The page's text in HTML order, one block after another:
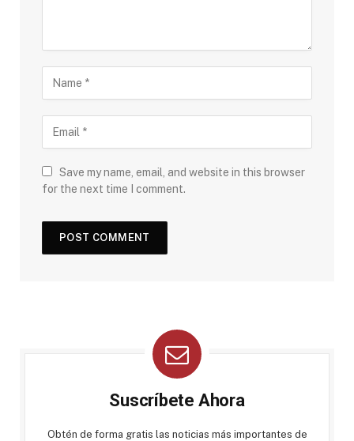
Save my name, email, and website in this browser
for the next time I comment.
Suscríbete Ahora
Obtén de forma gratis las noticias más importantes de